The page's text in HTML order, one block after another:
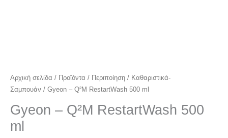
Αρχική σελίδα / Προϊόντα / Περιποίηση / Καθαριστικά-
Σαμπουάν / Gyeon – Q²M RestartWash 500 ml
Gyeon – Q²M RestartWash 500
ml